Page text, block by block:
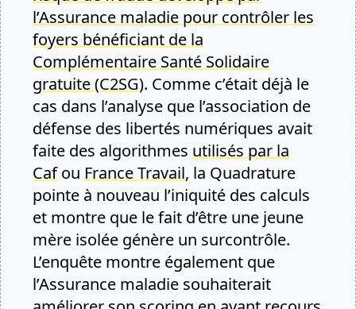
l’Assurance maladie pour contrôler les
foyers bénéficiant de la
Complémentaire Santé Solidaire
gratuite (C2SG). Comme c’était déjà le
cas dans l’analyse que l’association de
défense des libertés numériques avait
faite des algorithmes utilisés par la
Cafou France Travail, la Quadrature
pointe à nouveau l’iniquité des calculs
et montre que le fait d’être une jeune
mère isolée génère un surcontrôle.
L’enquête montre également que
l’Assurance maladie souhaiterait